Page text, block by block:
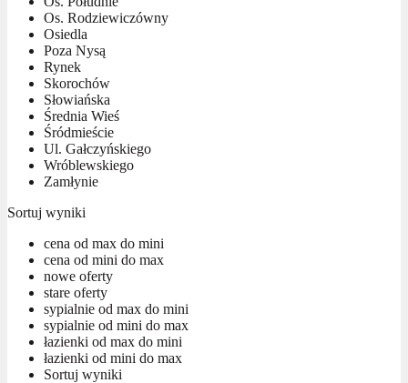
Os. Rodziewiczówny
Osiedla
Poza Nysą
Rynek
Skorochów
Słowiańska
Średnia Wieś
Śródmieście
Ul. Gałczyńskiego
Wróblewskiego
Zamłynie
Sortuj wyniki
cena od max do mini
cena od mini do max
nowe oferty
stare oferty
sypialnie od max do mini
sypialnie od mini do max
łazienki od max do mini
łazienki od mini do max
Sortuj wyniki